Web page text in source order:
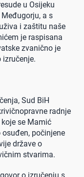
u Osijeku
a s
i zaštitu naše
je raspisana
zvanično je
Sud BiH
radnje
se Mamić
počinjene
države o
stvarima.